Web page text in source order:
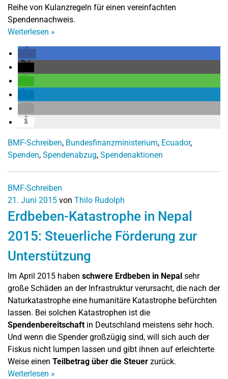
Reihe von Kulanzregeln für einen vereinfachten
Spendennachweis.
Weiterlesen »
BMF-Schreiben, Bundesfinanzministerium, Ecuador,
Spenden, Spendenabzug, Spendenaktionen
BMF-Schreiben
21. Juni 2015 von Thilo Rudolph
Erdbeben-Katastrophe in Nepal
2015: Steuerliche Förderung zur
Unterstützung
Im April 2015 haben schwere Erdbeben in Nepal sehr
große Schäden an der Infrastruktur verursacht, die nach der
Naturkatastrophe eine humanitäre Katastrophe befürchten
lassen. Bei solchen Katastrophen ist die
Spendenbereitschaftin Deutschland meistens sehr hoch.
Und wenn die Spender großzügig sind, will sich auch der
Fiskus nicht lumpen lassen und gibt ihnen auf erleichterte
Weise einen Teilbetrag über die Steuer zurück.
Weiterlesen »